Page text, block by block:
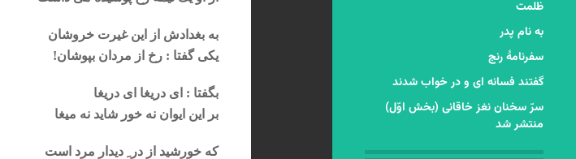
ظلمت
به نام پدر
سفرنامۀ رنج
گفتند فسانه ای و در خواب شدند
سرّ سخنان نغز خاقانی (بخش اوّل)
منتشر شد
به بغدادش از این غیرت خروشان
یکی گفتا : رخ از مردان بپوشان!
بگفتا : ای دریغا ای دریغا
بر این ایوان نه خور شاید نه میغا
که خورشید از در ِ دیدار مرد است